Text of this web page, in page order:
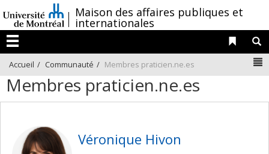
au
contenu
/Maison des affaires publiques et
internationales
Menu
Liens
Accueil Communauté Membres praticien.ne.es
Membres praticien.ne.es
Véronique Hivon